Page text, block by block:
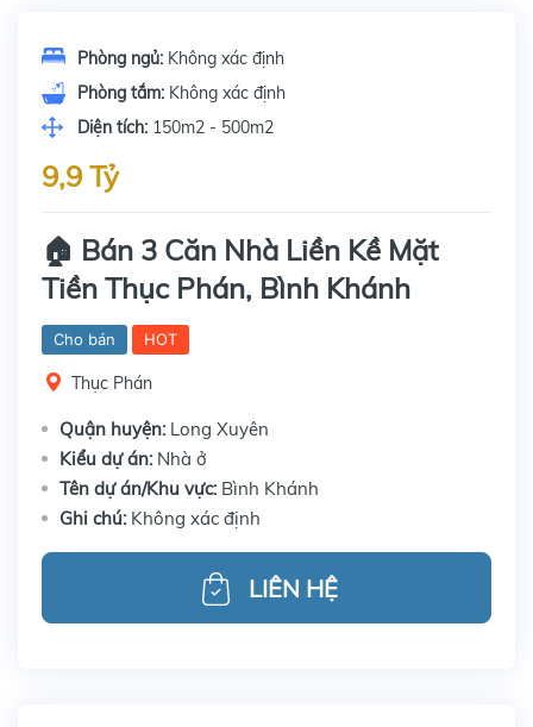
Phòng ngủ: Không xác định
Phòng tắm: Không xác định
Diện tích: 150m2 - 500m2
9,9 Tỷ
🏠 Bán 3 Căn Nhà Liền Kề Mặt
Tiền Thục Phán, Bình Khánh
Cho bán HOT
Thục Phán
Quận huyện: Long Xuyên
Kiểu dự án: Nhà ở
Tên dự án/Khu vực: Bình Khánh
Ghi chú: Không xác định
LIÊN HỆ